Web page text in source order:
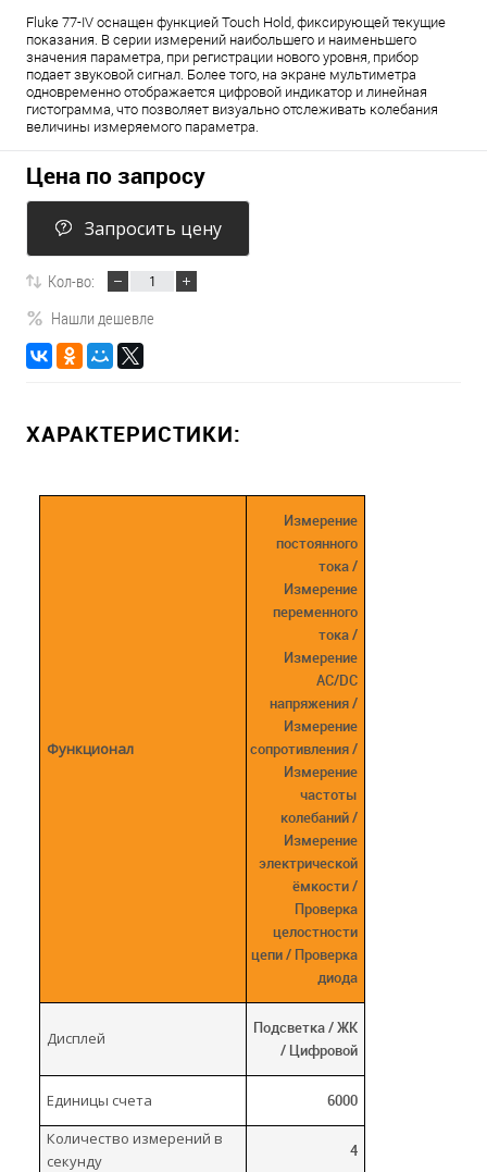
Fluke 77-IV оснащен функцией Touch Hold, фиксирующей текущие
показания. В серии измерений наибольшего и наименьшего
значения параметра, при регистрации нового уровня, прибор
подает звуковой сигнал. Более того, на экране мультиметра
одновременно отображается цифровой индикатор и линейная
гистограмма, что позволяет визуально отслеживать колебания
величины измеряемого параметра.
Цена по запросу
Запросить цену
Кол-во:
Нашли дешевле
ХАРАКТЕРИСТИКИ:
Функционал
Измерение
постоянного
тока /
Измерение
переменного
тока /
Измерение
AC/DC
напряжения /
Измерение
сопротивления /
Измерение
частоты
колебаний /
Измерение
электрической
ёмкости /
Проверка
целостности
цепи / Проверка
диода
Дисплей
Подсветка / ЖК
/ Цифровой
Единицы счета
6000
Количество измерений в
секунду
4